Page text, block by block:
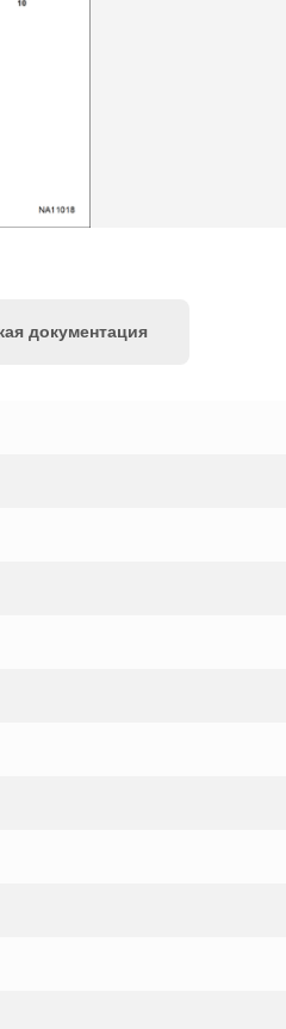
документация